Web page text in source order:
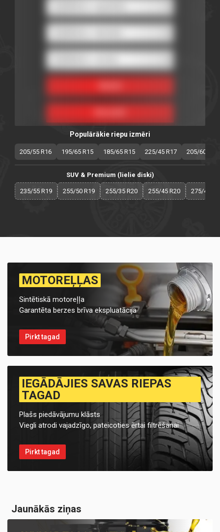
Populārākie riepu izmēri
205/55 R16 195/65 R15 185/65 R15 225/45 R17 205/60 R16
SUV & Premium (lielie diski)
235/55 R19 255/50 R19 255/35 R20 255/45 R20 275/40
MOTOREĻĻAS
Sintētiskā motoreļļa
Garantēta berzes brīva ekspluatācija
Pirkt tagad
IEGĀDĀJIES SAVAS RIEPAS
TAGAD
Plašs piedāvājumu klāsts
Viegli atrodi vajadzīgo, pateicoties ērtai filtrēšanai
Pirkt tagad
Jaunākās ziņas